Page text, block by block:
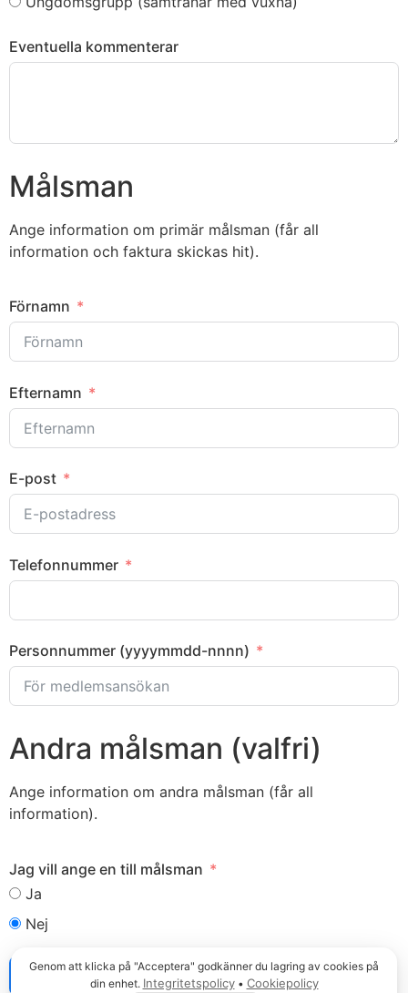
Eventuella kommenterar
Målsman
Ange information om primär målsman (får all
information och faktura skickas hit).
Förnamn
Efternamn
E-post
Telefonnummer
Personnummer (yyyymmdd-nnnn)
Andra målsman (valfri)
Ange information om andra målsman (får all
information).
Jag vill ange en till målsman
Ja
Nej
Skicka in anmälan
Genom att klicka på "Acceptera" godkänner du lagring av cookies på
din enhet. Integritetspolicy• Cookiepolicy